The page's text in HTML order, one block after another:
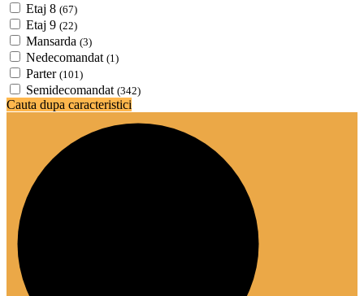
Etaj 8 (67)
Etaj 9 (22)
Mansarda (3)
Nedecomandat (1)
Parter (101)
Semidecomandat (342)
Cauta dupa caracteristici